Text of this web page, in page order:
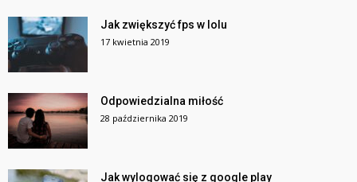
Jak zwiększyć fps w lolu
17 kwietnia 2019
Odpowiedzialna miłość
28 października 2019
Jak wylogować się z google play